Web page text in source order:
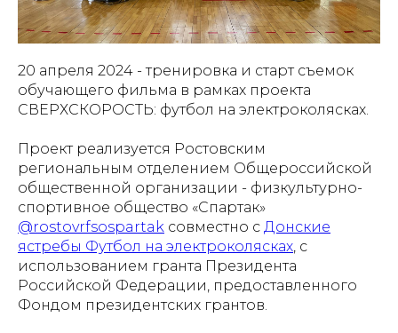
20 апреля 2024 - тренировка и старт съемок
обучающего фильма в рамках проекта
СВЕРХСКОРОСТЬ: футбол на электроколясках.
Проект реализуется Ростовским
региональным отделением Общероссийской
общественной организации - физкультурно-
спортивное общество «Спартак»
@rostovrfsospartak совместно с Донские
ястребы Футбол на электроколясках, с
использованием гранта Президента
Российской Федерации, предоставленного
Фондом президентских грантов.